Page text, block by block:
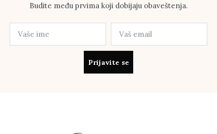
Budite među prvima koji dobijaju obaveštenja.
Prijavite se